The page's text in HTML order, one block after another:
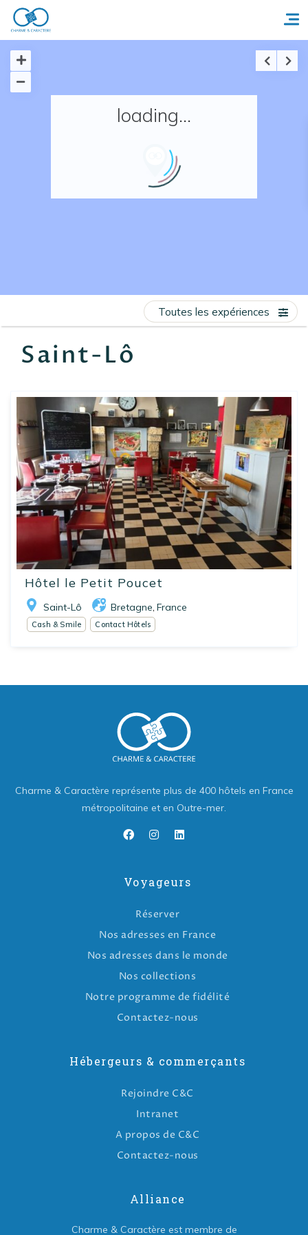
Accueil
Nos adresses en France
loading...
Saint-Lô
Toutes les expériences
Hôtel le Petit Poucet
Saint-Lô Bretagne France
Cash & Smile Contact Hôtels
Charme & Caractère représente plus de 400 hôtels en France
métropolitaine et en Outre-mer.
Voyageurs
Réserver
Nos adresses en France
Nos adresses dans le monde
Nos collections
Notre programme de fidélité
Contactez-nous
Hébergeurs & commerçants
Rejoindre C&C
Intranet
A propos de C&C
Contactez-nous
Alliance
Charme & Caractère est membre de